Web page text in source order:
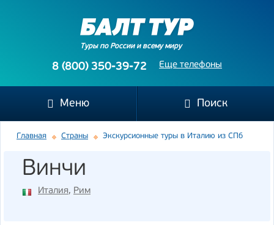
Туры по России и всему миру
Еще телефоны
8 (800) 350-39-72
Меню Поиск
Главная Страны Экскурсионные туры в Италию из СПб
Винчи
Италия, Рим